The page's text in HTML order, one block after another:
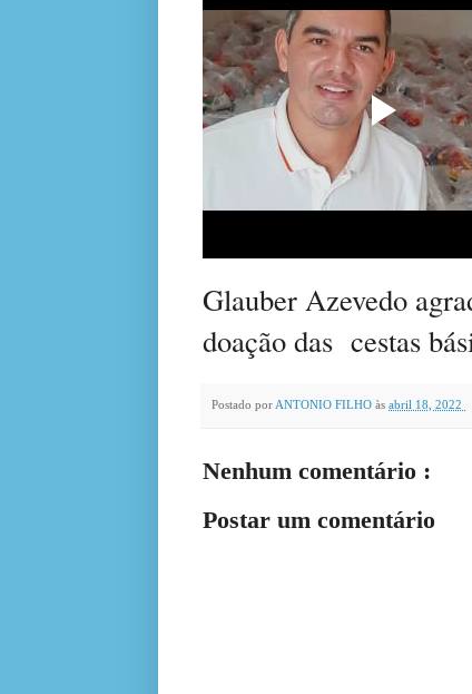
Glauber Azevedo
doação das cestas
Postado por ANTONIO FILHO às abril 18, 2022
Nenhum comentário :
Postar um comentário